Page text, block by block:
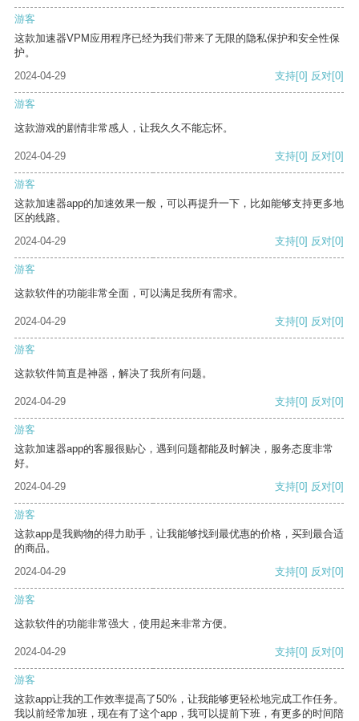
游客
这款加速器VPM应用程序已经为我们带来了无限的隐私保护和安全性保
护。
2024-04-29
支持[0] 反对[0]
游客
这款游戏的剧情非常感人，让我久久不能忘怀。
2024-04-29 支持[0] 反对[0]
游客
这款加速器app的加速效果一般，可以再提升一下，比如能够支持更多地
区的线路。
2024-04-29
支持[0] 反对[0]
游客
这款软件的功能非常全面，可以满足我所有需求。
2024-04-29 支持[0] 反对[0]
游客
这款软件简直是神器，解决了我所有问题。
2024-04-29 支持[0] 反对[0]
游客
这款加速器app的客服很贴心，遇到问题都能及时解决，服务态度非常
好。
2024-04-29
支持[0] 反对[0]
游客
这款app是我购物的得力助手，让我能够找到最优惠的价格，买到最合适
的商品。
2024-04-29
支持[0] 反对[0]
游客
这款软件的功能非常强大，使用起来非常方便。
2024-04-29 支持[0] 反对[0]
游客
这款app让我的工作效率提高了50%，让我能够更轻松地完成工作任务。
我以前经常加班，现在有了这个app，我可以提前下班，有更多的时间陪